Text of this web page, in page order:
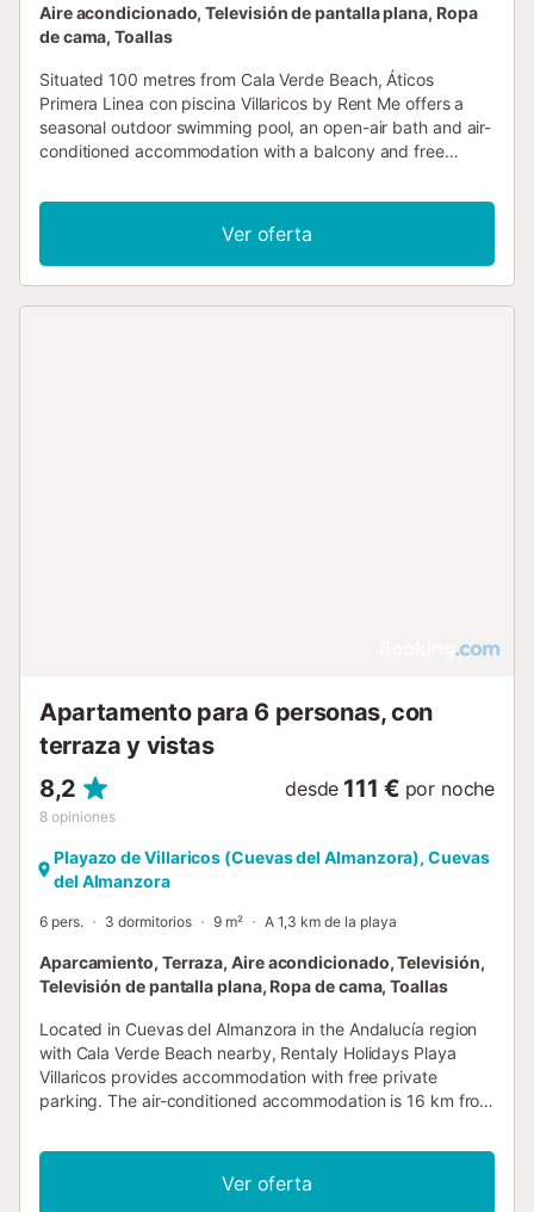
Aire acondicionado, Televisión de pantalla plana, Ropa
de cama, Toallas
Situated 100 metres from Cala Verde Beach, Áticos
Primera Linea con piscina Villaricos by Rent Me offers a
seasonal outdoor swimming pool, an open-air bath and air-
conditioned accommodation with a balcony and free
Ver oferta
Apartamento para 6 personas, con
terraza y vistas
8,2
8 opiniones
desde 111 € por noche
Playazo de Villaricos (Cuevas del Almanzora), Cuevas
del Almanzora
6 pers. 3 dormitorios 9 m² A 1,3 km de la playa
Aparcamiento, Terraza, Aire acondicionado, Televisión,
Televisión de pantalla plana, Ropa de cama, Toallas
Located in Cuevas del Almanzora in the Andalucía region
with Cala Verde Beach nearby, Rentaly Holidays Playa
Villaricos provides accommodation with free private
parking. The air-conditioned accommodation is 16 km from
Ver oferta